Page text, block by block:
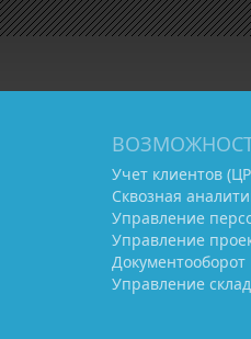
Учет клиентов
Сквозная
Управление
Управление
Документооборот
Управление